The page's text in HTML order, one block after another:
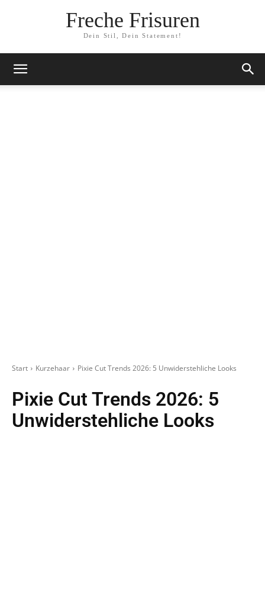
Freche Frisuren
Dein Stil, Dein Statement!
Start Kurzehaar Pixie Cut Trends 2026: 5 Unwiderstehliche Looks
Pixie Cut Trends 2026: 5
Unwiderstehliche Looks